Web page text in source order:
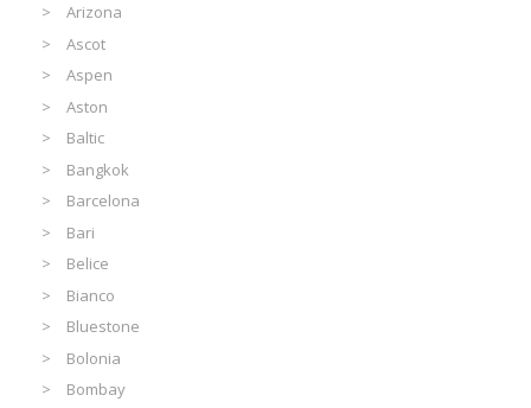
Arizona
Ascot
Aspen
Aston
Baltic
Bangkok
Barcelona
Bari
Belice
Bianco
Bluestone
Bolonia
Bombay